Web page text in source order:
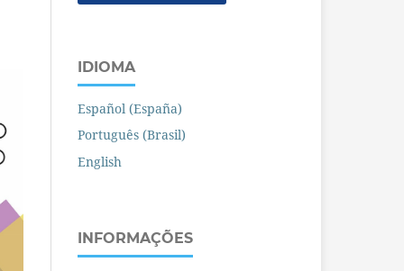
IDIOMA
Español (España)
Português (Brasil)
English
INFORMAÇÕES